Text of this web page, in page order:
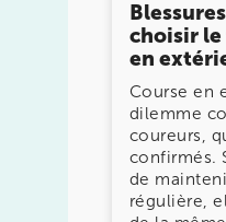
choisir le
en
Course en
dilemme
coureurs,
confirmés.
de
régulière,
Prenez RDV
Prenez RDV
IK PARIS 15
75015 Paris
75015 Paris
01 43 31